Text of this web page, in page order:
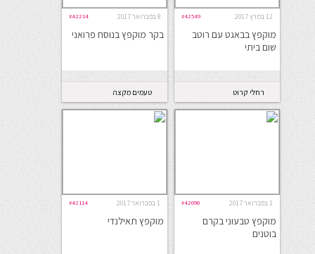
12 במרץ 2017 #42549
מוקפץ בבאגט עם רוטב
שום ביתי
רחלי קרוט
8 בפברואר 2017 #42214
בקר מוקפץ בנוסח פרואני
טעמים מקצה
העולם
1 בפברואר 2017 #42098
מוקפץ טבעוני בקרם
בוטנים
1 בפברואר 2017 #42114
מוקפץ תאילנדי